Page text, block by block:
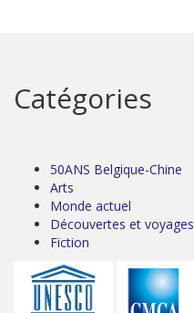
Catégories
50ANS Belgique-Chine
Arts
Monde actuel
Découvertes et voyages
Fiction